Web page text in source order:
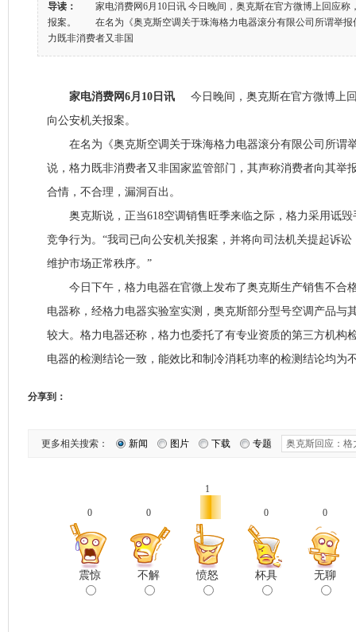
导读：
家电消费网6月10日讯 今日晚间，奥克斯在官方微博上回应称
报案。 在名为《奥克斯空调关于珠海格力电器滚分有限公司所谓举报
力既非消费者又非国
家电消费网6月10日讯 今日晚间，奥克斯在官方微博上
向公安机关报案。
在名为《奥克斯空调关于珠海格力电器滚分有限公司所谓
说，格力既非消费者又非国家监管部门，其声称消费者向其举
合情，不合理，漏洞百出。
奥克斯说，正当618空调销售旺季来临之际，格力采用诋毁
竞争行为。“我司已向公安机关报案，并将向司法机关提起诉
维护市场正常秩序。”
今日下午，格力电器在官微上发布了奥克斯生产销售不合
电器称，经格力电器实验室实测，奥克斯部分型号空调产品与
较大。格力电器还称，格力也委托了有专业资质的第三方机构
电器的检测结论一致，能效比和制冷消耗功率的检测结论均为
分享到：
更多相关搜索： 新闻 图片 下载 专题
0
震惊
0
不解
1
愤怒
0
杯具
0
无聊